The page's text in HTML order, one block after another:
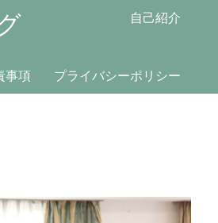
自己紹介
事項 プライバシーポリシー